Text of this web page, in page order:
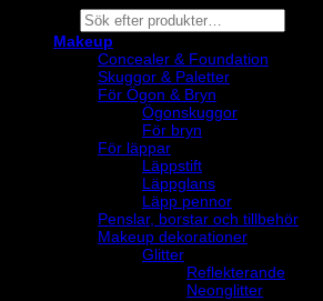
Products
search
Makeup
Concealer & Foundation
Skuggor & Paletter
För Ögon & Bryn
Ögonskuggor
För bryn
För läppar
Läppstift
Läppglans
Läpp pennor
Penslar, borstar och tillbehör
Makeup dekorationer
Glitter
Reflekterande
Neonglitter